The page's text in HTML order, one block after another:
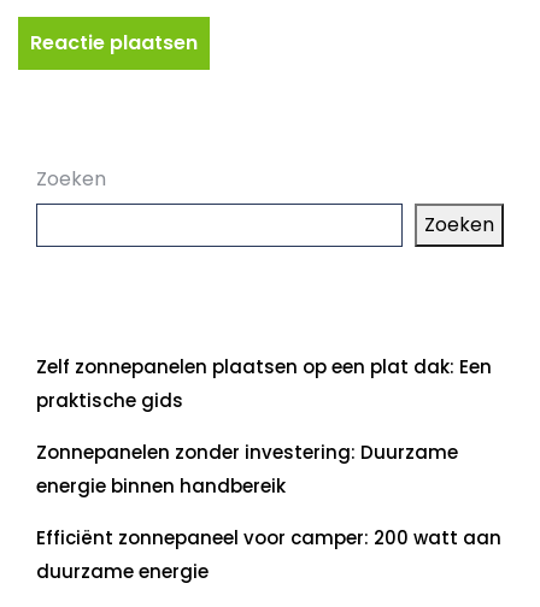
Zoeken
Zoeken
Zelf zonnepanelen plaatsen op een plat dak: Een
praktische gids
Zonnepanelen zonder investering: Duurzame
energie binnen handbereik
Efficiënt zonnepaneel voor camper: 200 watt aan
duurzame energie